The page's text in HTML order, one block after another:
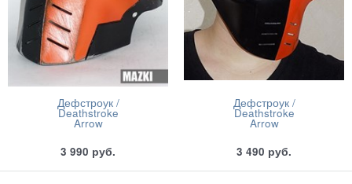
Дефстроук /
Deathstroke
Arrow
3 990 руб.
Дефстроук /
Deathstroke
Arrow
3 490 руб.